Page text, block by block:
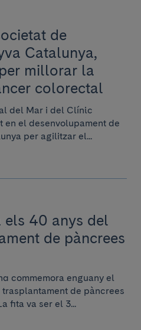
de
Catalunya,
millorar la
colorectal
del Mar i del Clínic
en el desenvolupament de
per agilitzar el...
els 40 anys del
de pàncrees
commemora enguany el
de pàncrees
fita va ser el 3...